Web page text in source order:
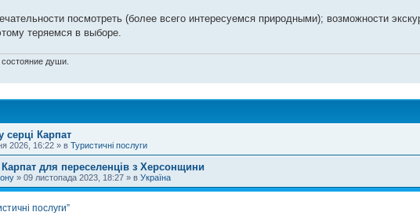
посмотреть (более всего интересуемся природными); возможности
теряемся в выборе.
состояние души.
серці Карпат
2026, 16:22 » в Туристичні послуги
Карпат для переселенців з Херсонщини
» 09 листопада 2023, 18:27 » в Україна
послуги”